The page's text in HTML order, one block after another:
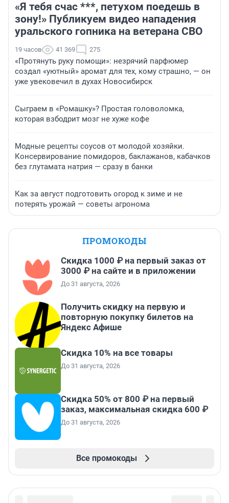
«Я тебя счас ***, петухом поедешь в
зону!» Публикуем видео нападения
уральского гопника на ветерана СВО
19 часов 41 369 275
«Протянуть руку помощи»: незрячий парфюмер
создал «уютный» аромат для тех, кому страшно, — он
уже увековечил в духах Новосибирск
Сыграем в «Ромашку»? Простая головоломка,
которая взбодрит мозг не хуже кофе
Модные рецепты соусов от молодой хозяйки.
Консервирование помидоров, баклажанов, кабачков
без глутамата натрия — сразу в банки
Как за август подготовить огород к зиме и не
потерять урожай — советы агронома
ПРОМОКОДЫ
Скидка 1000 ₽ на первый заказ от
3000 ₽ на сайте и в приложении
До 31 августа, 2026
Получить скидку на первую и
повторную покупку билетов на
Яндекс Афише
Скидка 10% на все товары
До 31 августа, 2026
Скидка 50% от 800 ₽ на первый
заказ, максимальная скидка 600 ₽
До 31 августа, 2026
Все промокоды